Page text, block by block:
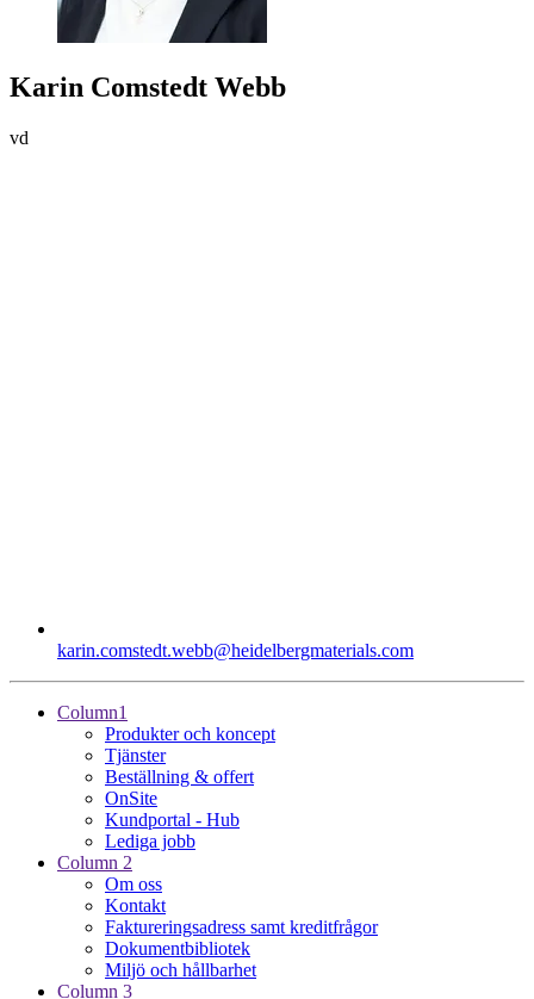
Karin Comstedt Webb
vd
karin.comstedt.webb​@heidelbergmaterials.com
Column1
Produkter och koncept
Tjänster
Beställning & offert
OnSite
Kundportal - Hub
Lediga jobb
Column 2
Om oss
Kontakt
Faktureringsadress samt kreditfrågor
Dokumentbibliotek
Miljö och hållbarhet
Column 3